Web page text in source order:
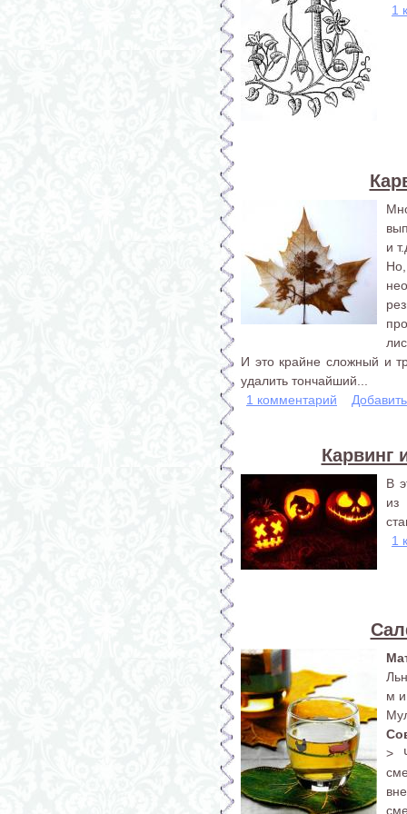
1
и
И это крайне сложный и
удалить тончайший...
1 комментарий
Карвинг
В
из
1
м
>